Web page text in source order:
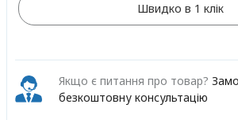
Швидко в 1 клік
Якщо є питання про товар?
безкоштовну консультацію